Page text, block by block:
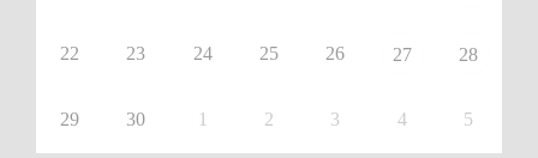
22 23 24 25 26 27 28
29 30 1 2 3 4 5